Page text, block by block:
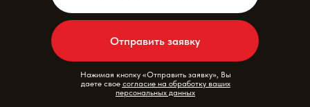
Отправить заявку
Нажимая кнопку «Отправить заявку», Вы
даете свое согласие на обработку ваших
персональных данных